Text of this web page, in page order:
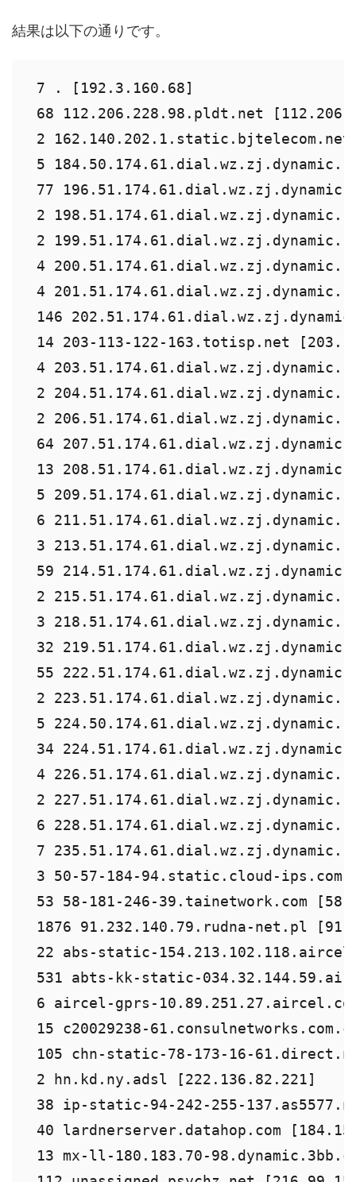
結果は以下の通りです。
7 . [192.3.160.68]
68 112.206.228.98.pldt.net
2 162.140.202.1.static.bjtelecom.net
5
77
2
2
4
4
146
14 203-113-122-163.totisp.net
4
2
2
64
13
5
6
3
59
2
3
32
55
2
5
34
4
2
6
7
3 50-57-184-94.static.cloud-ips.com
53 58-181-246-39.tainetwork.com
1876 91.232.140.79.rudna-net.pl
22 abs-static-
531 abts-kk-static-
6 aircel-gprs-
15 c20029238-
105 chn-static-78-173-16-
2 hn.kd.ny.adsl [222.136.82.221]
38 ip-static-94-242-255-
40 lardnerserver.datahop.com
13 mx-ll-180.183.70-